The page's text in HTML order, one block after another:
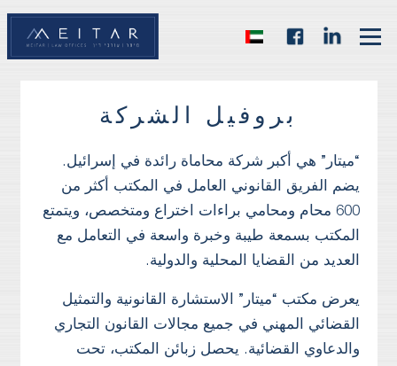
بروفيل الشركة
“ميتار” هي أكبر شركة محاماة رائدة في إسرائيل.
يضم الفريق القانوني العامل في المكتب أكثر من
600 محام ومحامي براءات اختراع ومتخصص، ويتمتع
المكتب بسمعة طيبة وخبرة واسعة في التعامل مع
العديد من القضايا المحلية والدولية.
يعرض مكتب “ميتار” الاستشارة القانونية والتمثيل
القضائي المهني في جميع مجالات القانون التجاري
والدعاوي القضائية. يحصل زبائن المكتب، تحت